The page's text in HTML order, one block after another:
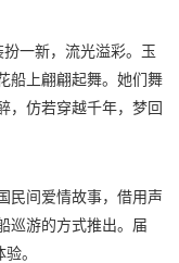
一新，流光溢彩。玉
船上翩翩起舞。她们舞
，仿若穿越千年，梦回
民间爱情故事，借用声
巡游的方式推出。届
。